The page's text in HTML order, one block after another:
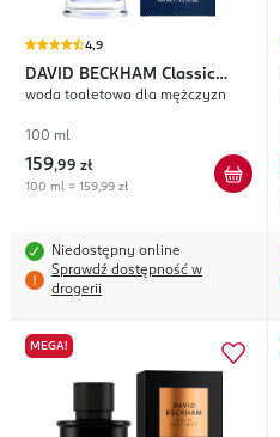
4,9
DAVID BECKHAM Classic
Blue
woda toaletowa dla mężczyzn
100 ml
159,99 zł
100 ml = 159,99 zł
Niedostępny online
Sprawdź dostępność w
drogerii
MEGA!